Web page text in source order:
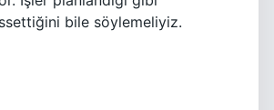
bile söylemeliyiz.